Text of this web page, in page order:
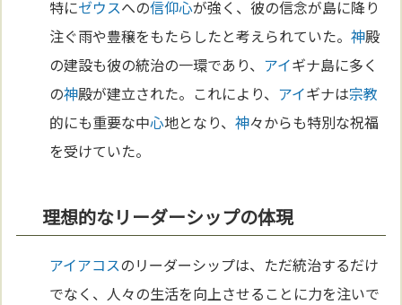
特にゼウスへの信仰心が強く、彼の信念が島に降り
注ぐ雨や豊穣をもたらしたと考えられていた。神殿
の建設も彼の統治の一環であり、 アイギナ島に多く
の神殿が建立された。これにより、 アイギナは宗教
的にも重要な中心地となり、神々からも特別な祝福
を受けていた。
理想的なリーダーシップの体現
アイアコスのリーダーシップは、ただ統治するだけ
でなく、人々の生活を向上させることに力を注いで